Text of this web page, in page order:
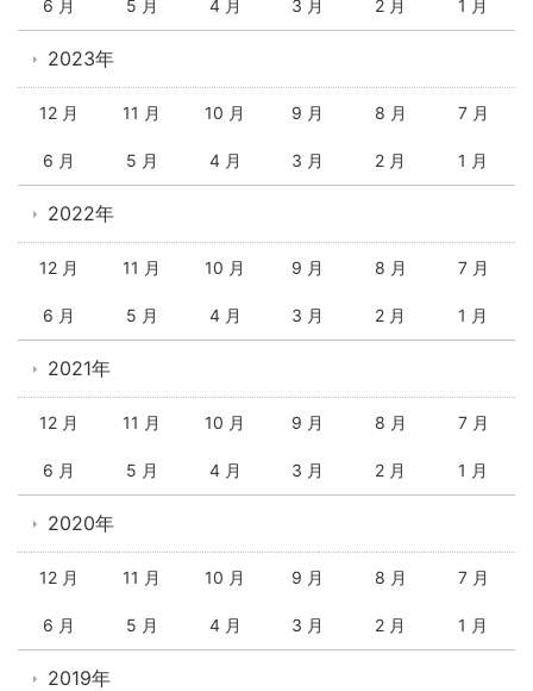
6 月 5 月 4 月 3 月 2 月 1 月
2023年
12 月 11 月 10 月 9 月 8 月 7 月
6 月 5 月 4 月 3 月 2 月 1 月
2022年
12 月 11 月 10 月 9 月 8 月 7 月
6 月 5 月 4 月 3 月 2 月 1 月
2021年
12 月 11 月 10 月 9 月 8 月 7 月
6 月 5 月 4 月 3 月 2 月 1 月
2020年
12 月 11 月 10 月 9 月 8 月 7 月
6 月 5 月 4 月 3 月 2 月 1 月
2019年